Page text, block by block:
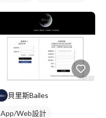
貝里斯Bailes
App/Web設計